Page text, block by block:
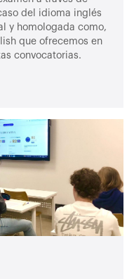
del idioma inglés
y homologada como,
que ofrecemos en
convocatorias.